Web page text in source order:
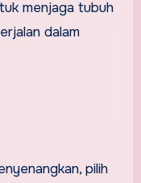
menjaga tubuh
dalam
pilih